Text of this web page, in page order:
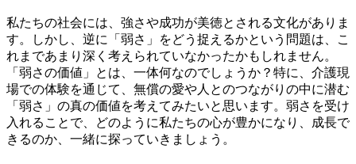
私たちの社会には、強さや成功が美徳とされる文化がありま
す。しかし、逆に「弱さ」をどう捉えるかという問題は、こ
れまであまり深く考えられていなかったかもしれません。
「弱さの価値」とは、一体何なのでしょうか？特に、介護現
場での体験を通じて、無償の愛や人とのつながりの中に潜む
「弱さ」の真の価値を考えてみたいと思います。弱さを受け
入れることで、どのように私たちの心が豊かになり、成長で
きるのか、一緒に探っていきましょう。